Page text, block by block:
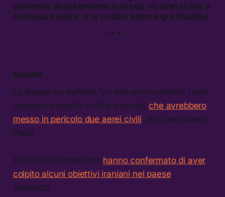
preferita direttamente in inbox, riceverai link e
contenuti extra, e la nostra eterna gratitudine.
* * *
Mondo
La Russia ha definito “un atto provocatorio” i raid
israeliani condotti in Siria martedì, che avrebbero
messo in pericolo due aerei civili. (the Jerusalem
Post)
Fonti militari israeliane hanno confermato di aver
colpito alcuni obiettivi iraniani nel paese.
(Haaretz)